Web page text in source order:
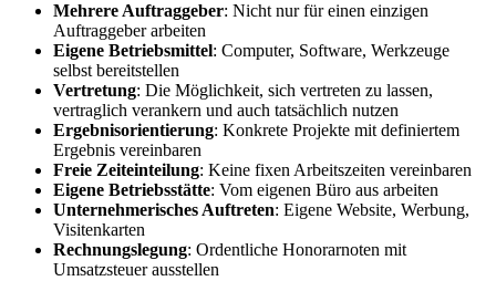
Mehrere Auftraggeber: Nicht nur für einen einzigen
Auftraggeber arbeiten
Eigene Betriebsmittel: Computer, Software, Werkzeuge
selbst bereitstellen
Vertretung: Die Möglichkeit, sich vertreten zu lassen,
vertraglich verankern und auch tatsächlich nutzen
Ergebnisorientierung: Konkrete Projekte mit definiertem
Ergebnis vereinbaren
Freie Zeiteinteilung: Keine fixen Arbeitszeiten vereinbaren
Eigene Betriebsstätte: Vom eigenen Büro aus arbeiten
Unternehmerisches Auftreten: Eigene Website, Werbung,
Visitenkarten
Rechnungslegung: Ordentliche Honorarnoten mit
Umsatzsteuer ausstellen